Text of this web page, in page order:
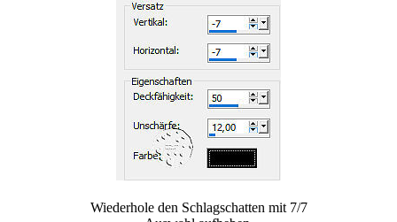
Wiederhole den Schlagschatten mit 7/7